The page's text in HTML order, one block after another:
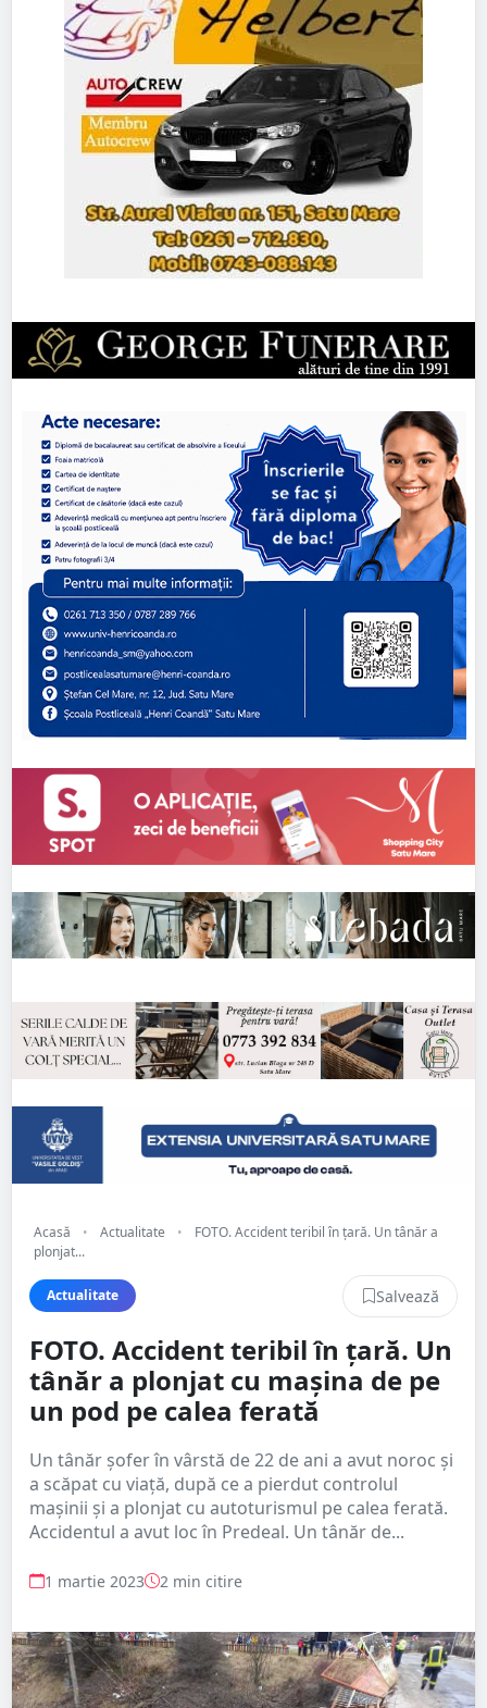
Acasă • Actualitate •
FOTO. Accident teribil în țară. Un tânăr a
plonjat...
Actualitate Salvează
FOTO. Accident teribil în țară. Un
tânăr a plonjat cu maşina de pe
un pod pe calea ferată
Un tânăr șofer în vârstă de 22 de ani a avut noroc și
a scăpat cu viață, după ce a pierdut controlul
mașinii și a plonjat cu autoturismul pe calea ferată.
Accidentul a avut loc în Predeal. Un tânăr de...
1 martie 2023 2 min citire